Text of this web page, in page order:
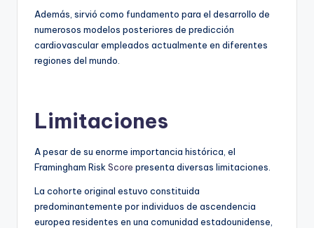
Además, sirvió como fundamento para el desarrollo de
numerosos modelos posteriores de predicción
cardiovascular empleados actualmente en diferentes
regiones del mundo.
Limitaciones
A pesar de su enorme importancia histórica, el
Framingham Risk Score presenta diversas limitaciones.
La cohorte original estuvo constituida
predominantemente por individuos de ascendencia
europea residentes en una comunidad estadounidense,